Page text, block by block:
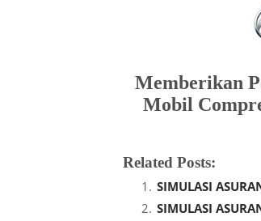
Memberikan
Mobil
Related Posts:
SIMULASI
SIMULASI